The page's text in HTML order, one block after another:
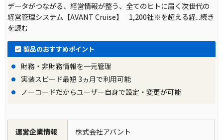
データがつながる、経営情報が整う、全てのヒトに届く次世代の
経営管理システム【AVANT Cruise】 1,200社※を超える経...続き
を読む
製品のおすすめポイント
財務・非財務情報を一元管理
実装スピード最短 3ヵ月で利用可能
ノーコードだからユーザー自身で設定・変更が可能
運営企業情報 株式会社アバント